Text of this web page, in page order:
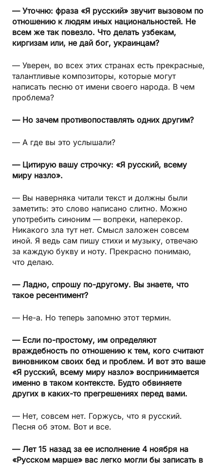
— Уточню: фраза «Я русский» звучит вызовом по
отношению к людям иных национальностей. Не
всем же так повезло. Что делать узбекам,
киргизам или, не дай бог, украинцам?
— Уверен, во всех этих странах есть прекрасные,
талантливые композиторы, которые могут
написать песню от имени своего народа. В чем
проблема?
— Но зачем противопоставлять одних другим?
— А где вы это услышали?
— Цитирую вашу строчку: «Я русский, всему
миру назло».
— Вы наверняка читали текст и должны были
заметить: это слово написано слитно. Можно
употребить синоним — вопреки, наперекор.
Никакого зла тут нет. Смысл заложен совсем
иной. Я ведь сам пишу стихи и музыку, отвечаю
за каждую букву и ноту. Прекрасно понимаю,
что делаю.
— Ладно, спрошу по-другому. Вы знаете, что
такое ресентимент?
— Не-а. Но теперь запомню этот термин.
— Если по-простому, им определяют
враждебность по отношению к тем, кого считают
виновником своих бед и проблем. И вот это ваше
«Я русский, всему миру назло» воспринимается
именно в таком контексте. Будто обвиняете
других в каких-то прегрешениях перед вами.
— Нет, совсем нет. Горжусь, что я русский.
Песня об этом. Вот и все.
— Лет 15 назад за ее исполнение 4 ноября на
«Русском марше» вас легко могли бы записать в